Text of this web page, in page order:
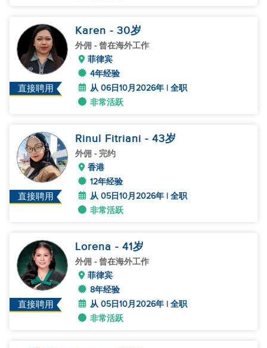
直接聘用
Karen - 30岁
外佣 - 曾在海外工作
菲律宾
4年经验
从 06日10月2026年 | 全职
非常活跃
直接聘用
Rinul Fitriani - 43岁
外佣 - 完约
香港
12年经验
从 05日10月2026年 | 全职
非常活跃
直接聘用
Lorena - 41岁
外佣 - 曾在海外工作
菲律宾
8年经验
从 05日10月2026年 | 全职
非常活跃